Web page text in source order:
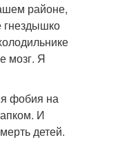
районе,
гнездышко
мозг. Я
фобия на
И
детей.